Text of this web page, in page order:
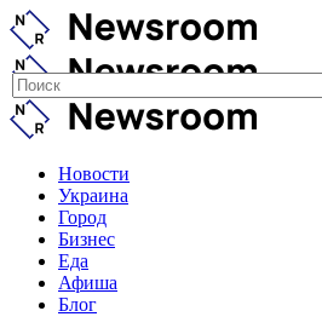
Новости
Украина
Город
Бизнес
Еда
Афиша
Блог